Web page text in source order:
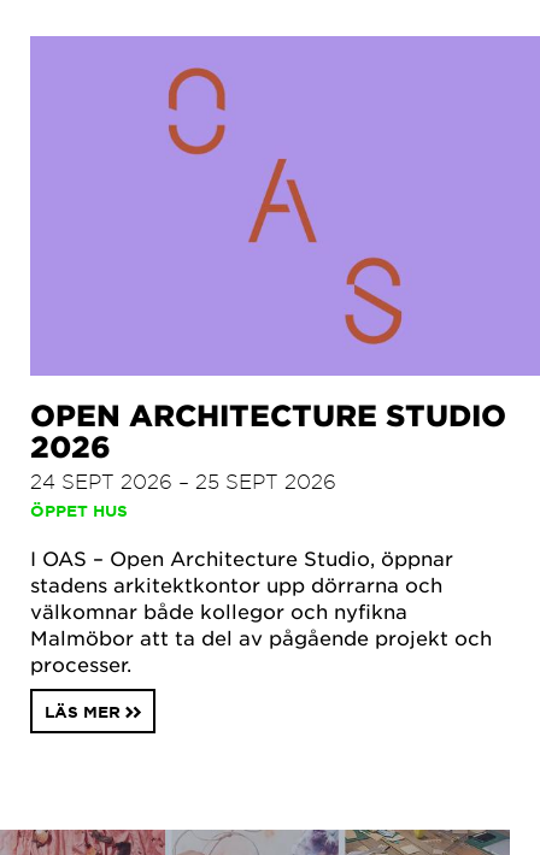
OPEN ARCHITECTURE STUDIO
2026
24 SEPT 2026 – 25 SEPT 2026
ÖPPET HUS
I OAS – Open Architecture Studio, öppnar
stadens arkitektkontor upp dörrarna och
välkomnar både kollegor och nyfikna
Malmöbor att ta del av pågående projekt och
processer.
LÄS MER